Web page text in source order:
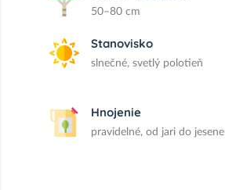
50–80 cm
Stanovisko
slnečné, svetlý polotieň
Hnojenie
pravidelné, od jari do jesene